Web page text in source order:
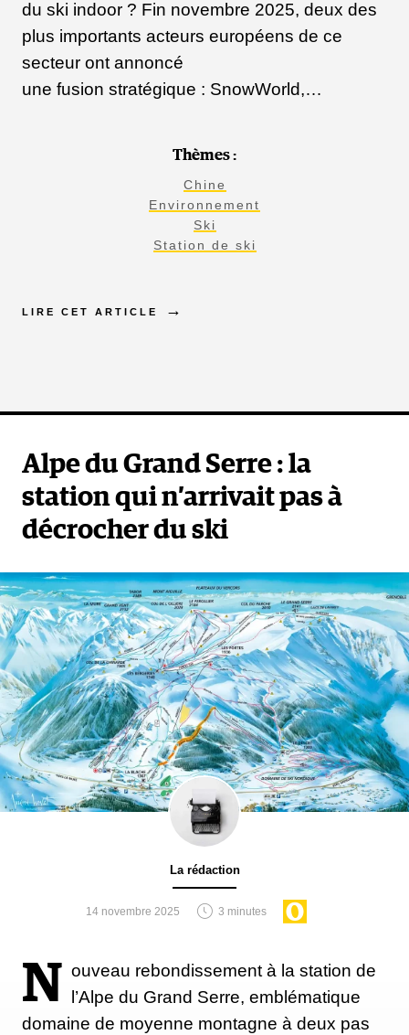
du ski indoor ? Fin novembre 2025, deux des
plus importants acteurs européens de ce
secteur ont annoncé
une fusion stratégique : SnowWorld,…
Thèmes :
Chine
Environnement
Ski
Station de ski
LIRE CET ARTICLE
Alpe du Grand Serre : la
station qui n’arrivait pas à
décrocher du ski
La rédaction
14 novembre 2025 3 minutes
N ouveau rebondissement à la station de
l’Alpe du Grand Serre, emblématique
domaine de moyenne montagne à deux pas